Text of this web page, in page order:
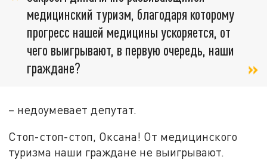
медицинский туризм, благодаря которому
прогресс нашей медицины ускоряется, от
чего выигрывают, в первую очередь, наши
граждане?
– недоумевает депутат.
Стоп-стоп-стоп, Оксана! От медицинского
туризма наши граждане не выигрывают.